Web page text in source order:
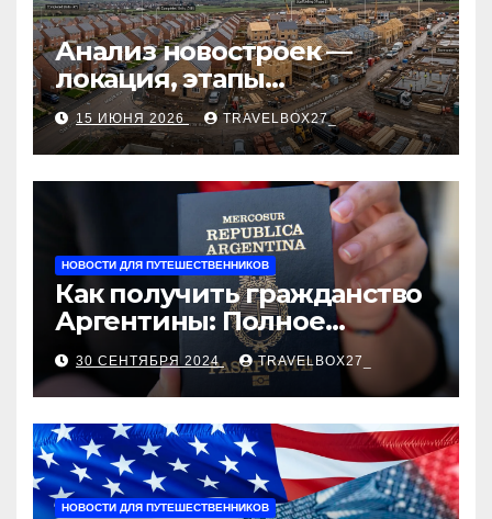
Анализ новостроек —
локация, этапы
строительства, проверка
застройщика, сценарии
оформления сделки и
рыночные ориентиры
15 ИЮНЯ 2026 TRAVELBOX27_
НОВОСТИ ДЛЯ ПУТЕШЕСТВЕННИКОВ
Как получить гражданство
Аргентины: Полное
руководство
30 СЕНТЯБРЯ 2024 TRAVELBOX27_
НОВОСТИ ДЛЯ ПУТЕШЕСТВЕННИКОВ